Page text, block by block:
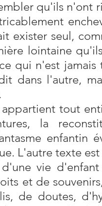
qu'ils n'ont
exister seul,
lointaine
qui n'est
dans l'autre,
tout
la
enfantin
L'autre texte
vie
et de
de doutes,